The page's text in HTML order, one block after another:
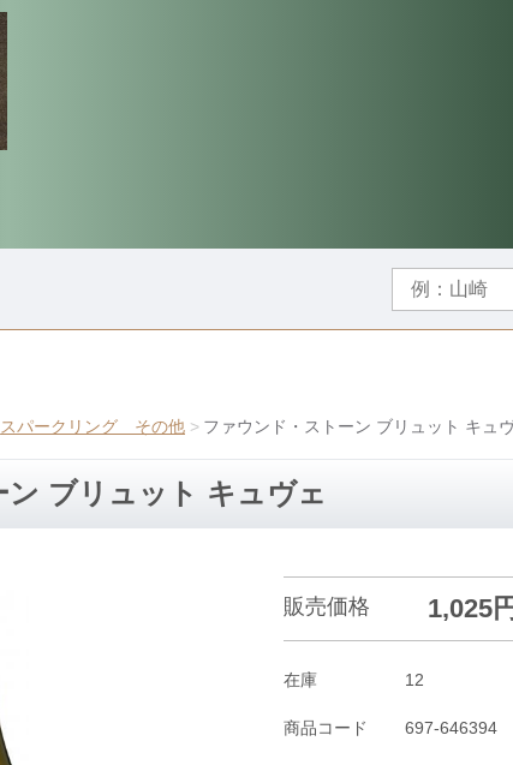
スパークリング その他 ファウンド・ストーン ブリュット キュ
ブリュット キュヴェ
販売価格 1,025円
在庫 12
商品コード 697-646394